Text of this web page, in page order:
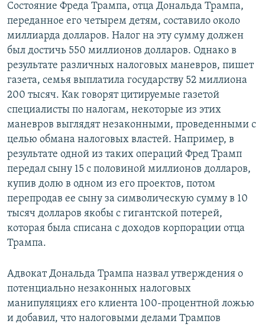
​Состояние Фреда Трампа, отца Дональда Трампа,
переданное его четырем детям, составило около
миллиарда долларов. Налог на эту сумму должен
был достичь 550 миллионов долларов. Однако в
результате различных налоговых маневров, пишет
газета, семья выплатила государству 52 миллиона
200 тысяч. Как говорят цитируемые газетой
специалисты по налогам, некоторые из этих
маневров выглядят незаконными, проведенными с
целью обмана налоговых властей. Например, в
результате одной из таких операций Фред Трамп
передал сыну 15 с половиной миллионов долларов,
купив долю в одном из его проектов, потом
перепродав ее сыну за символическую сумму в 10
тысяч долларов якобы с гигантской потерей,
которая была списана с доходов корпорации отца
Трампа.
Адвокат Дональда Трампа назвал утверждения о
потенциально незаконных налоговых
манипуляциях его клиента 100-процентной ложью
и добавил, что налоговыми делами Трампов